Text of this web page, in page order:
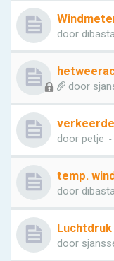
door
door
door petje -
temp.
door dibasta
door